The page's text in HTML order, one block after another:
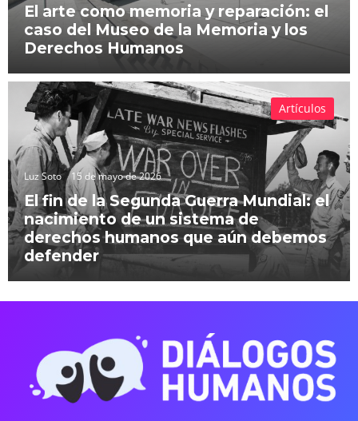
El arte como memoria y reparación: el
caso del Museo de la Memoria y los
Derechos Humanos
Luz Soto 15 de mayo de 2026
El fin de la Segunda Guerra Mundial: el
nacimiento de un sistema de
derechos humanos que aún debemos
defender
Artículos